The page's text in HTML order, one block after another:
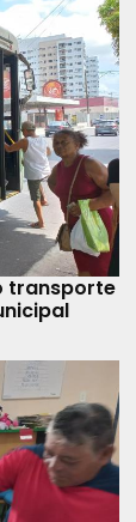
transporte